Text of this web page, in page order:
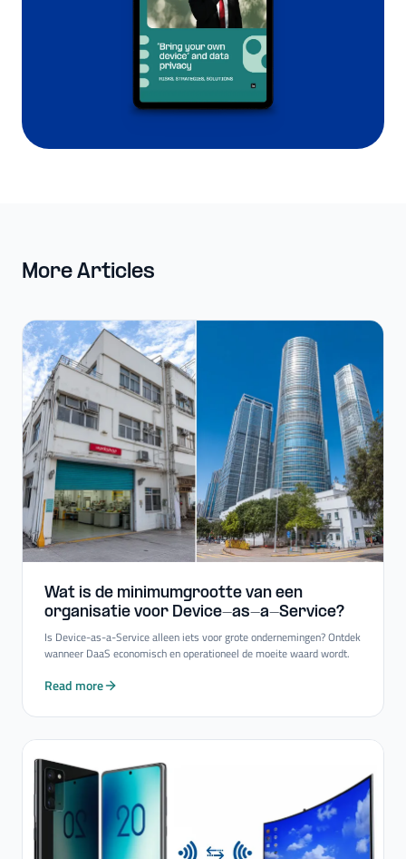
More Articles
Wat is de minimumgrootte van een
organisatie voor Device-​as-​a-​Service?
Is Device-as-a-Service alleen iets voor grote ondernemingen? Ontdek
wanneer DaaS economisch en operationeel de moeite waard wordt.
Read more